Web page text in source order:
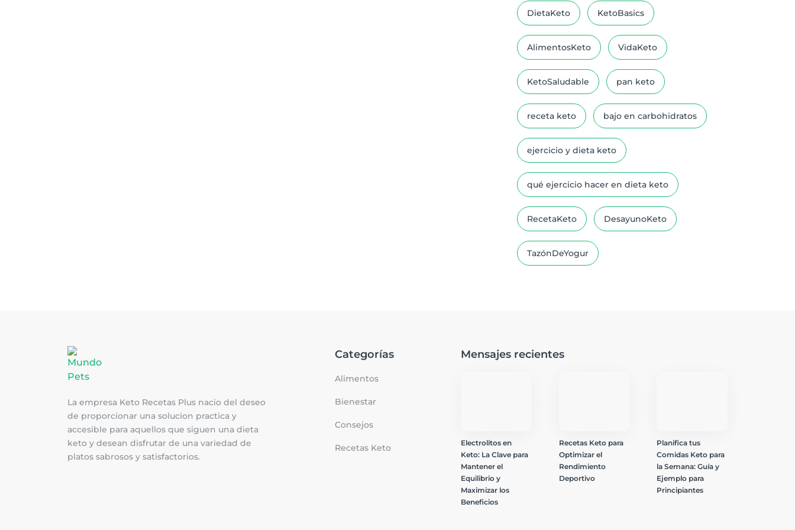
DietaKeto KetoBasics
AlimentosKeto VidaKeto
KetoSaludable pan keto
receta keto bajo en carbohidratos
ejercicio y dieta keto
qué ejercicio hacer en dieta keto
RecetaKeto DesayunoKeto
TazónDeYogur
La empresa Keto Recetas Plus nacio del deseo
de proporcionar una solucion practica y
accesible para aquellos que siguen una dieta
keto y desean disfrutar de una variedad de
platos sabrosos y satisfactorios.
Categorías
Alimentos
Bienestar
Consejos
Recetas Keto
Mensajes recientes
Electrolitos en
Keto: La Clave para
Mantener el
Equilibrio y
Maximizar los
Beneficios
Recetas Keto para
Optimizar el
Rendimiento
Deportivo
Planifica tus
Comidas Keto para
la Semana: Guía y
Ejemplo para
Principiantes